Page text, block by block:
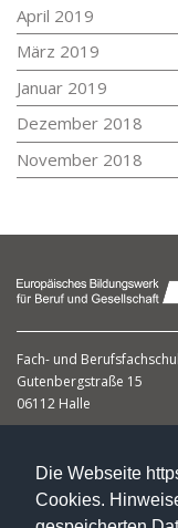
Die Webseite
Cookies.
April 2019
März 2019
Januar 2019
Dezember 2018
November 2018
Fach- und
Gutenbergstraße 15
06112 Halle
Leiterin